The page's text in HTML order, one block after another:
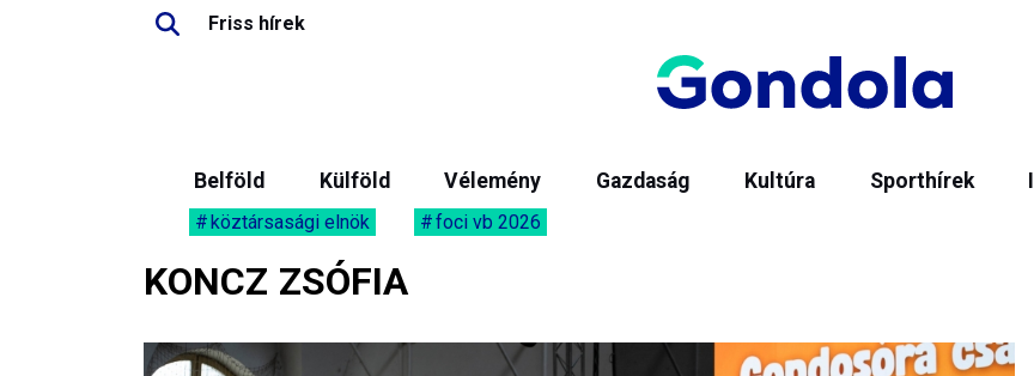
Friss hírek
Belföld Külföld Vélemény Gazdaság Kultúra Sporthírek
köztársasági elnök foci vb 2026
KONCZ ZSÓFIA